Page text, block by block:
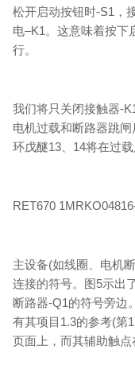
松开启动按钮时-S1，
电–K1。这意味着按下
行。
我们将只关闭接触器-
电机过载和断路器跳
环戊醚13、14将在过载
RET670
主设备(如线圈、电机
连接的符号。图5示出
断路器-Q1的符号旁边
有其项目1.3的参考(第
页面上，而其辅助触点